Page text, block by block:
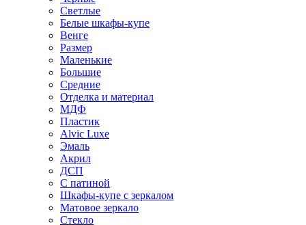
Светлые
Белые шкафы-купе
Венге
Размер
Маленькие
Большие
Средние
Отделка и материал
МДФ
Пластик
Alvic Luxe
Эмаль
Акрил
ДСП
С патиной
Шкафы-купе с зеркалом
Матовое зеркало
Стекло